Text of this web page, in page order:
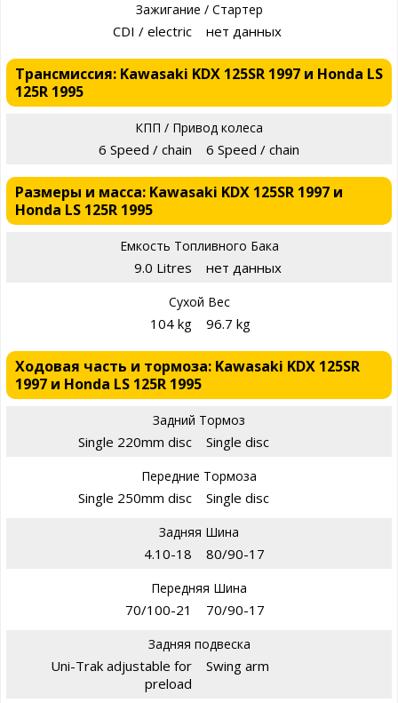
Зажигание / Стартер
CDI / electric нет данных
Трансмиссия: Kawasaki KDX 125SR 1997 и Honda LS
125R 1995
КПП / Привод колеса
6 Speed / chain 6 Speed / chain
Размеры и масса: Kawasaki KDX 125SR 1997 и
Honda LS 125R 1995
Емкость Топливного Бака
9.0 Litres нет данных
Сухой Вес
104 kg 96.7 kg
Ходовая часть и тормоза: Kawasaki KDX 125SR
1997 и Honda LS 125R 1995
Задний Тормоз
Single 220mm disc Single disc
Передние Тормоза
Single 250mm disc Single disc
Задняя Шина
4.10-18 80/90-17
Передняя Шина
70/100-21 70/90-17
Задняя подвеска
Uni-Trak adjustable for
preload
Swing arm